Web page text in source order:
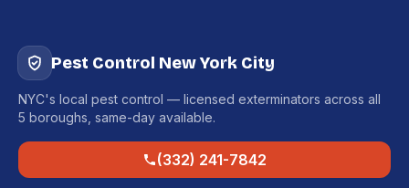
Pest Control New York City
NYC's local pest control — licensed exterminators across all
5 boroughs, same-day available.
(332) 241-7842